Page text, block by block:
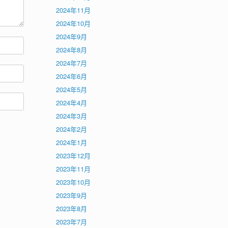
2024年11月
2024年10月
2024年9月
2024年8月
2024年7月
2024年6月
2024年5月
2024年4月
2024年3月
2024年2月
2024年1月
2023年12月
2023年11月
2023年10月
2023年9月
2023年8月
2023年7月